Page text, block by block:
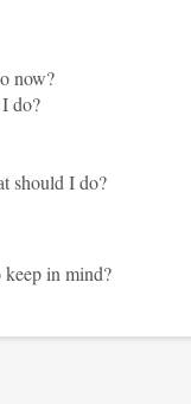
now?
do?
should I do?
in mind?